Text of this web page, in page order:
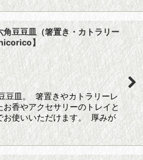
豆豆皿（箸置き・カトラリー
】
豆皿。 箸置きやカトラリーレ
お香やアクセサリーのトレイと
お使いいただけます。 厚みが